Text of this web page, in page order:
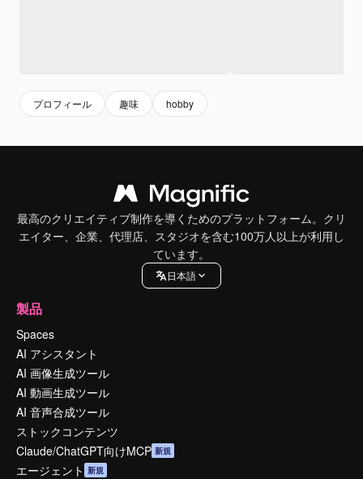
プロフィール 趣味 hobby
最高のクリエイティブ制作を導くためのプラットフォーム。クリ
エイター、企業、代理店、スタジオを含む100万人以上が利用し
ています。
日本語
製品
Spaces
AI アシスタント
AI 画像生成ツール
AI 動画生成ツール
AI 音声合成ツール
ストックコンテンツ
Claude/ChatGPT向けMCP 新規
エージェント 新規